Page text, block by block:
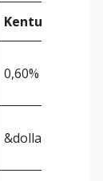
Kentucky
0,60%
&dollar;201 033